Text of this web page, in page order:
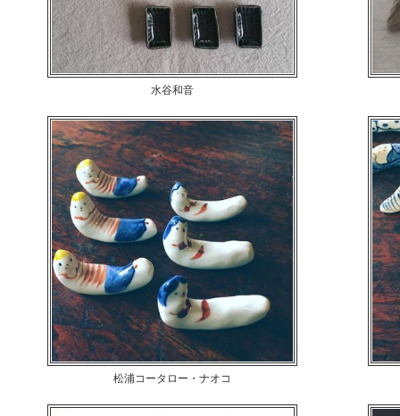
アンティークのお菓子の型のような箸置
き
水谷和音
松浦コータロー・ナオコ